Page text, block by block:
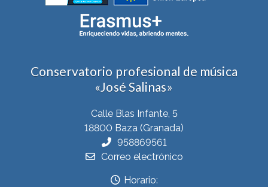
Conservatorio profesional de música
«José Salinas»
Calle Blas Infante, 5
18800 Baza (Granada)
958869561
Correo electrónico
Horario: